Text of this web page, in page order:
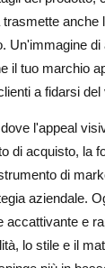
anche
Un'immagine di
il tuo marchio
a fidarsi del
l'appeal
di acquisto, la
di
aziendale.
accattivante e
lo stile e il